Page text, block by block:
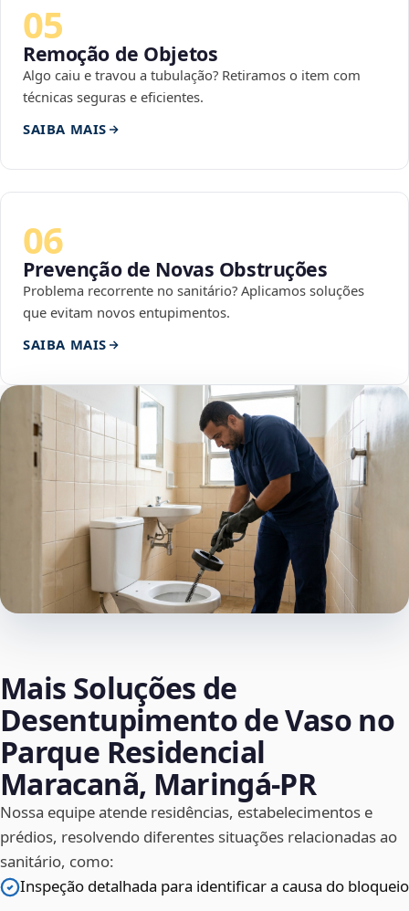
05
Remoção de Objetos
Algo caiu e travou a tubulação? Retiramos o item com
técnicas seguras e eficientes.
SAIBA MAIS
06
Prevenção de Novas Obstruções
Problema recorrente no sanitário? Aplicamos soluções
que evitam novos entupimentos.
SAIBA MAIS
Mais Soluções de
Desentupimento de Vaso no
Parque Residencial
Maracanã, Maringá‑PR
Nossa equipe atende residências, estabelecimentos e
prédios, resolvendo diferentes situações relacionadas ao
sanitário, como:
Inspeção detalhada para identificar a causa do bloqueio